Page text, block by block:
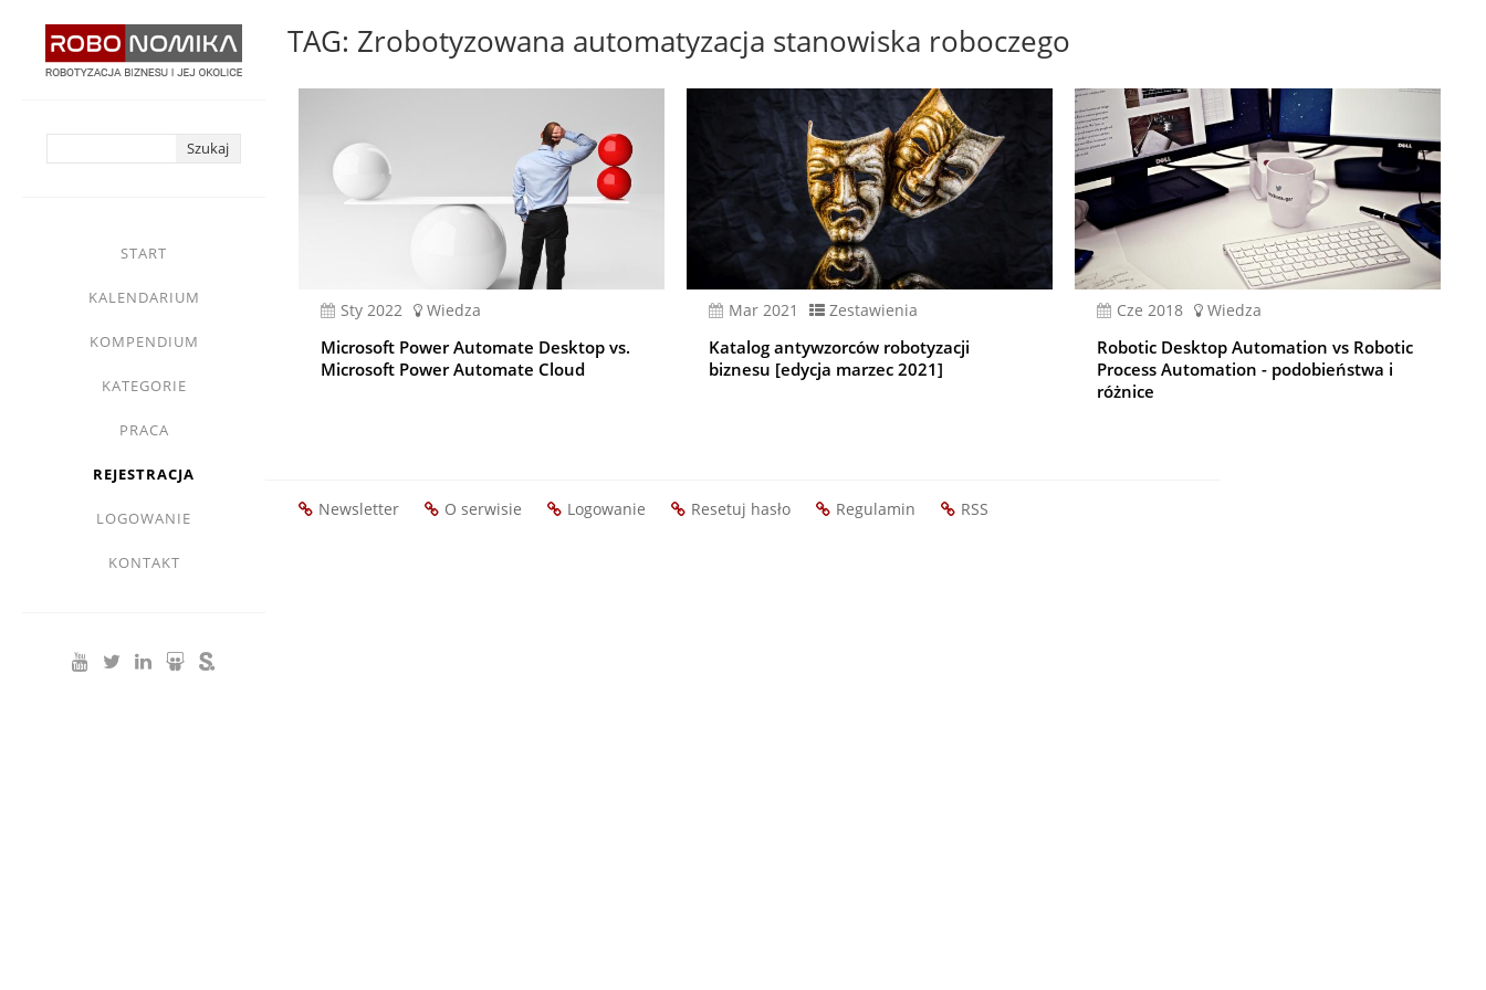
START
KALENDARIUM
KOMPENDIUM
KATEGORIE
PRACA
REJESTRACJA
LOGOWANIE
KONTAKT
TAG: Zrobotyzowana automatyzacja stanowiska roboczego
sty 2022 Wiedza
Microsoft Power Automate Desktop vs.
Microsoft Power Automate Cloud
mar 2021 Zestawienia
Katalog antywzorców robotyzacji
biznesu [edycja marzec 2021]
cze 2018 Wiedza
Robotic Desktop Automation vs Robotic
Process Automation - podobieństwa i
różnice
Newsletter O serwisie Logowanie Resetuj hasło Regulamin RSS